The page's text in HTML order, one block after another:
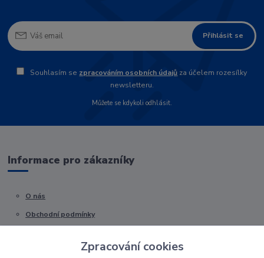
Přihlásit se
Souhlasím se zpracováním osobních údajů za účelem rozesílky
newsletteru.
Můžete se kdykoli odhlásit.
Informace pro zákazníky
O nás
Obchodní podmínky
Zpracování cookies